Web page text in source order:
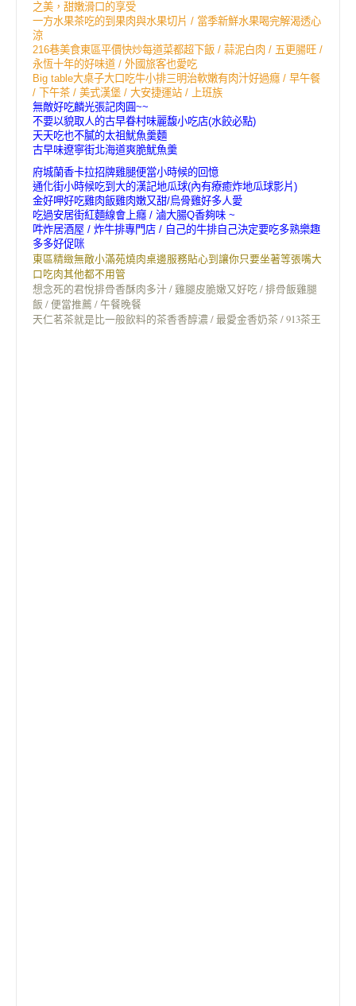
之美，甜嫩滑口的享受
一方水果茶吃的到果肉與水果切片 / 當季新鮮水果喝完解渴透心
涼
216巷美食東區平價快炒每道菜都超下飯 / 蒜泥白肉 / 五更腸旺 /
永恆十年的好味道 / 外國旅客也愛吃
Big table大桌子大口吃牛小排三明治軟嫩有肉汁好過癮 / 早午餐
/ 下午茶 / 美式漢堡 / 大安捷運站 / 上班族
無敵好吃麟光張記肉圓~~
不要以貌取人的古早眷村味麗馥小吃店(水餃必點)
天天吃也不膩的太祖魷魚羹麵
古早味遼寧街北海道爽脆魷魚羹
府城蘭香卡拉招牌雞腿便當小時候的回憶
通化街小時候吃到大的漢記地瓜球(內有療癒炸地瓜球影片)
金好呷好吃雞肉飯雞肉嫩又甜/烏骨雞好多人愛
吃過安居街紅麵線會上癮 / 滷大腸Q香夠味 ~
吽炸居酒屋 / 炸牛排專門店 / 自己的牛排自己決定要吃多熟樂趣
多多好促咪
東區精緻無敵小滿苑燒肉桌邊服務貼心到讓你只要坐著等張嘴大
口吃肉其他都不用管
想念死的君悅排骨香酥肉多汁 / 雞腿皮脆嫩又好吃 / 排骨飯雞腿
飯 / 便當推薦 / 午餐晚餐
天仁茗茶就是比一般飲料的茶香香醇濃 / 最愛金香奶茶 / 913茶王